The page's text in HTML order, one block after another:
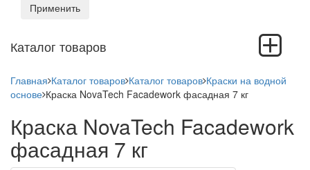
Применить
Каталог товаров
Toggle
navigation
Главная Каталог товаров Каталог товаров Краски на водной
основе Краска NovaTech Facadework фасадная 7 кг
Краска NovaTech Facadework
фасадная 7 кг